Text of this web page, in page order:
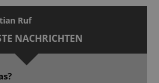
Ruf
NACHRICHTEN